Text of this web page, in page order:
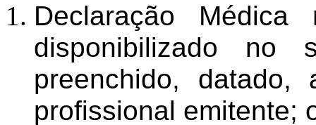
Declaração Médica
disponibilizado no
preenchido, datado,
profissional emitente;